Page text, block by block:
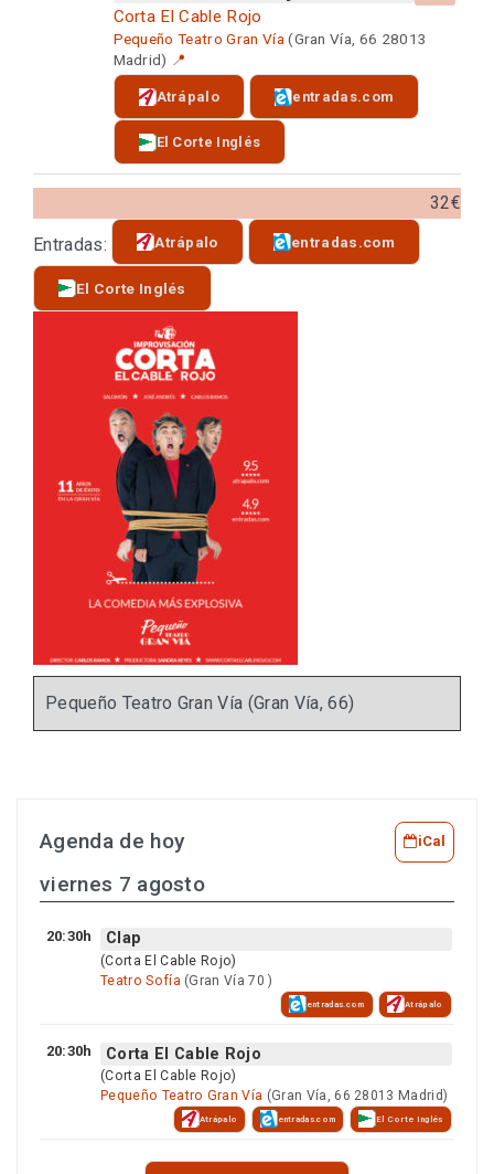
Corta El Cable Rojo
Pequeño Teatro Gran Vía (Gran Vía, 66 28013
Madrid) 📍
Atrápalo entradas.com
El Corte Inglés
32€
Entradas:
Atrápalo entradas.com
El Corte Inglés
Pequeño Teatro Gran Vía (Gran Vía, 66)
Agenda de hoy iCal
viernes 7 agosto
20:30h Clap
(Corta El Cable Rojo)
Teatro Sofía (Gran Vía 70 )
entradas.com Atrápalo
20:30h Corta El Cable Rojo
(Corta El Cable Rojo)
Pequeño Teatro Gran Vía (Gran Vía, 66 28013 Madrid)
Atrápalo entradas.com El Corte Inglés